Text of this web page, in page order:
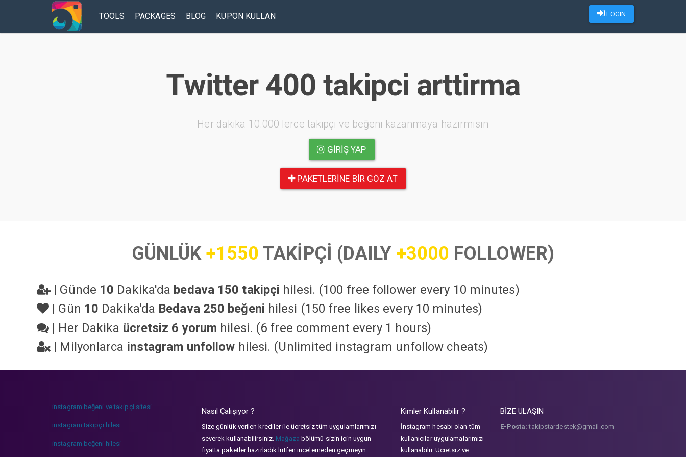
LOGIN
TOOLS PACKAGES BLOG KUPON KULLAN
Twitter 400 takipci arttirma
Her dakika 10.000 lerce takipçi ve beğeni kazanmaya hazırmısın
GIRIŞ YAP
PAKETLERINE BIR GÖZ AT
GÜNLÜK +1550 TAKİPÇİ (DAILY +3000 FOLLOWER)
| Günde 10 Dakika'da bedava 150 takipçi hilesi. (100 free follower every 10 minutes)
| Gün 10 Dakika'da Bedava 250 beğeni hilesi (150 free likes every 10 minutes)
| Her Dakika ücretsiz 6 yorum hilesi. (6 free comment every 1 hours)
| Milyonlarca instagram unfollow hilesi. (Unlimited instagram unfollow cheats)
instagram beğeni ve takipçi sitesi
instagram takipçi hilesi
instagram beğeni hilesi
Nasıl Çalışıyor ?
Size günlük verilen krediler ile ücretsiz tüm uygulamlarımızı
severek kullanabilirsiniz. Mağaza bölümü sizin için uygun
fiyatta paketler hazırladık lütfen incelemeden geçmeyin.
Kimler Kullanabilir ?
İnstagram hesabı olan tüm
kullanıcılar uygulamalarımızı
kullanabilir. Ücretsiz ve
BİZE ULAŞIN
E-Posta: takipstardestek@gmail.com